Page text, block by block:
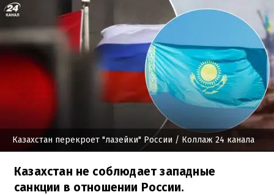
Казахстан перекроет "лазейки" России / Коллаж 24 канала
Казахстан не соблюдает западные
санкции в отношении России.